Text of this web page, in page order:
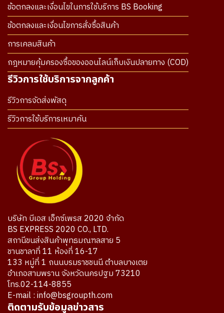
ข้อตกลงและเงื่อนไขในการใช้บริการ BS Booking
ข้อตกลงและเงื่อนไขการสั่งซื้อสินค้า
การเคลมสินค้า
กฎหมายคุ้มครองซื้อของออนไลน์เก็บเงินปลายทาง (COD)
รีวิวการใช้บริการจากลูกค้า
รีวิวการจัดส่งพัสดุ
รีวิวการใช้บริการเหมาคัน
บริษัท บีเอส เอ็กซ์เพรส 2020 จำกัด
BS EXPRESS 2020 CO., LTD.
สถานีขนส่งสินค้าพุทธมณฑลสาย 5
ชานชาลาที่ 11 ห้องที่ 16-17
133 หมู่ที่ 1 ถนนบรมราชชนนี ตำบลบางเตย
อำเภอสามพราน จังหวัดนครปฐม 73210
โทร.02-114-8855
E-mail : info@bsgroupth.com
ติดตามรับข้อมูลข่าวสาร